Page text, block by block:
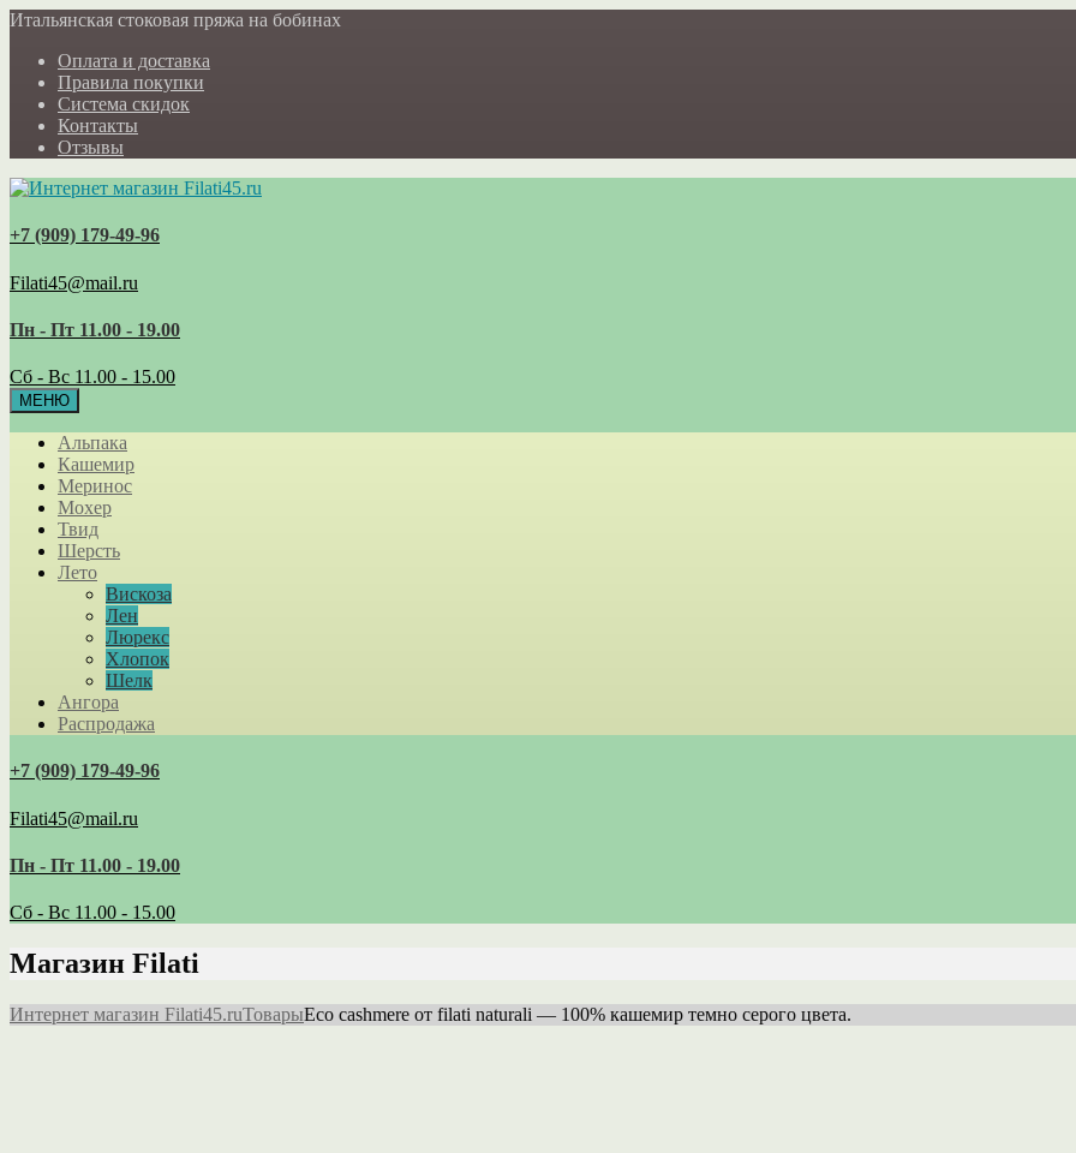
Итальянская стоковая пряжа на бобинах
Оплата и доставка
Правила покупки
Система скидок
Контакты
Отзывы
+7 (909) 179‑49-96
Filati45@mail.ru
Пн - Пт 11.00 - 19.00
Сб - Вс 11.00 - 15.00
МЕНЮ
Альпака
Кашемир
Меринос
Мохер
Твид
Шерсть
Лето
Вискоза
Лен
Люрекс
Хлопок
Шелк
Ангора
Распродажа
+7 (909) 179‑49-96
Filati45@mail.ru
Пн - Пт 11.00 - 19.00
Сб - Вс 11.00 - 15.00
Магазин Filati
Интернет магазин Filati45.ruТоварыEco cashmere от filati naturali — 100% кашемир темно серого цвета.